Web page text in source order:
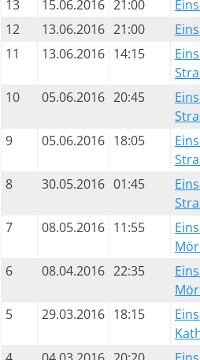
13
15.06.2016 21:00
12
13.06.2016 21:00
11
13.06.2016 14:15
10
05.06.2016 20:45
9
05.06.2016 18:05
8
30.05.2016 01:45
7
08.05.2016 11:55
6
08.04.2016 22:35
5
29.03.2016 18:15